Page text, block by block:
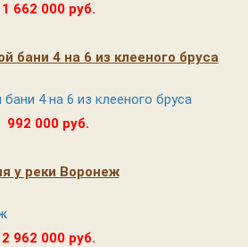
1 662 000 руб.
бани 4 на 6 из клееного бруса
992 000 руб.
у реки Воронеж
2 962 000 руб.